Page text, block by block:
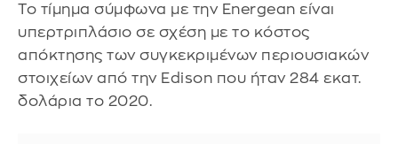
Το τίμημα σύμφωνα με την Energean είναι
υπερτριπλάσιο σε σχέση με το κόστος
απόκτησης των συγκεκριμένων περιουσιακών
στοιχείων από την Edison που ήταν 284 εκατ.
δολάρια το 2020.